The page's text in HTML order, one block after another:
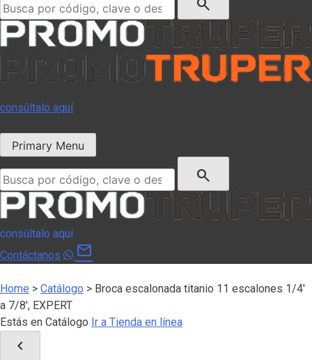
consúltalo aquí
Primary Menu
search
consúltalo aquí
Contáctanos
mail
Home > Catálogo > Broca escalonada titanio 11 escalones 1/4′
a 7/8′, EXPERT
Estás en Catálogo Ir a Tienda en línea
chevron_left